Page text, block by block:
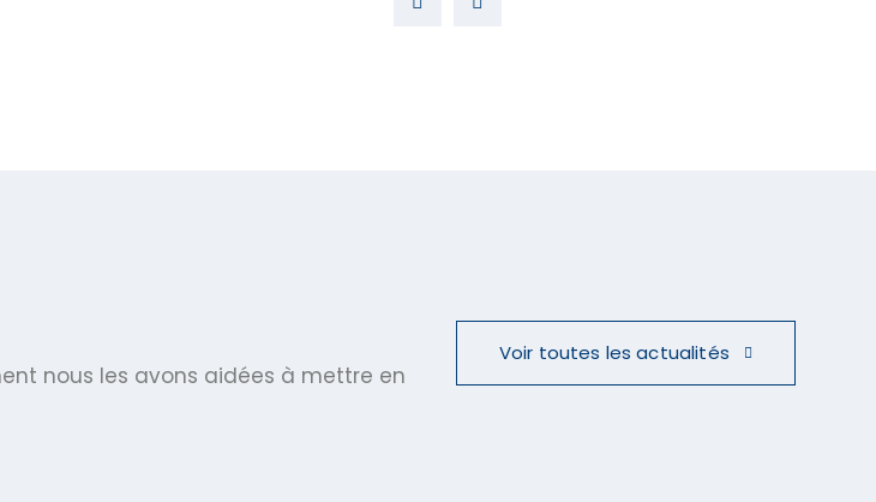
nous les avons aidées à mettre en
Voir toutes les actualités